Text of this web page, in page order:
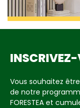
INSCRIVEZ-
Vous souhaitez
de notre
FORESTEA et